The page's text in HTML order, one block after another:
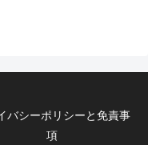
バシーポリシーと免責事
項